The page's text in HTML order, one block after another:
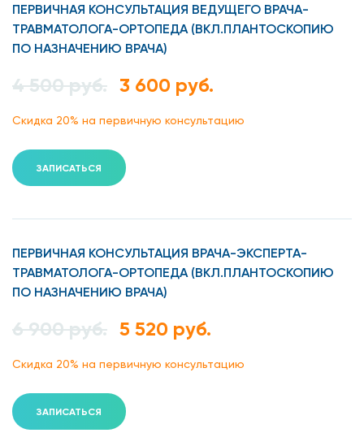
ПЕРВИЧНАЯ КОНСУЛЬТАЦИЯ ВЕДУЩЕГО ВРАЧА-
ТРАВМАТОЛОГА-ОРТОПЕДА (ВКЛ.ПЛАНТОСКОПИЮ
ПО НАЗНАЧЕНИЮ ВРАЧА)
4 500 руб. 3 600 руб.
Скидка 20% на первичную консультацию
ЗАПИСАТЬСЯ
ПЕРВИЧНАЯ КОНСУЛЬТАЦИЯ ВРАЧА-ЭКСПЕРТА-
ТРАВМАТОЛОГА-ОРТОПЕДА (ВКЛ.ПЛАНТОСКОПИЮ
ПО НАЗНАЧЕНИЮ ВРАЧА)
6 900 руб. 5 520 руб.
Скидка 20% на первичную консультацию
ЗАПИСАТЬСЯ